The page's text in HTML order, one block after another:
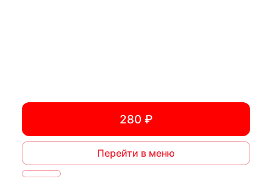
280 ₽
Перейти в меню